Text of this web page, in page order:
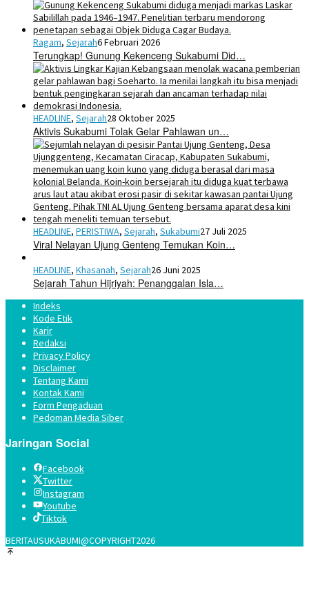
Ragam, Sejarah6 Februari 2026
Terungkap! Gunung Kekenceng Sukabumi Did…
HEADLINE, Sejarah28 Oktober 2025
Aktivis Sukabumi Tolak Gelar Pahlawan un…
HEADLINE, PERISTIWA, Sejarah, Sukabumi27 Juli 2025
Viral Nelayan Ujung Genteng Temukan Koin…
HEADLINE, Khasanah, Sejarah26 Juni 2025
Sejarah Tahun Hijriyah: Penanggalan Isla…
Indeks
Kode Etik
Karir
Redaksi
Privacy Policy
Disclaimer
Tentang Kami
Kontak Kami
Form Pengaduan
Pedoman Media Siber
Jaringan Social
Facebook
Twitter
Instagram
Youtube
Tiktok
BERITAUSUKABUMI@COPYRIGHT2026